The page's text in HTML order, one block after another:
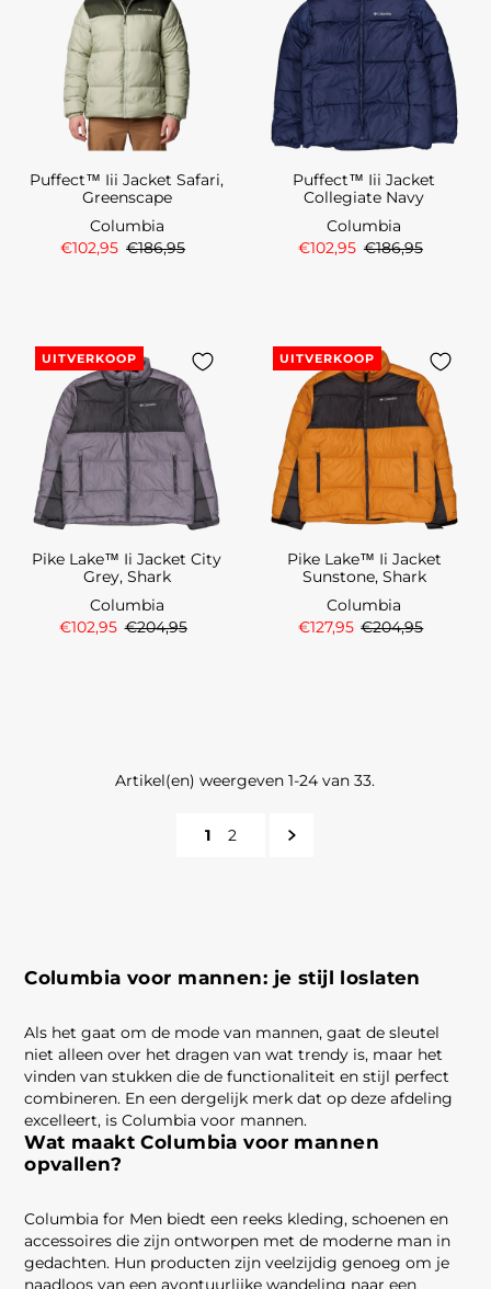
Puffect™ Iii Jacket Safari,
Greenscape
Columbia
€102,95 €186,95
Puffect™ Iii Jacket
Collegiate Navy
Columbia
€102,95 €186,95
UITVERKOOP
Pike Lake™ Ii Jacket City
Grey, Shark
Columbia
€102,95 €204,95
UITVERKOOP
Pike Lake™ Ii Jacket
Sunstone, Shark
Columbia
€127,95 €204,95
Artikel(en) weergeven 1-24 van 33.
1 2
Columbia voor mannen: je stijl loslaten
Als het gaat om de mode van mannen, gaat de sleutel
niet alleen over het dragen van wat trendy is, maar het
vinden van stukken die de functionaliteit en stijl perfect
combineren. En een dergelijk merk dat op deze afdeling
excelleert, is Columbia voor mannen.
Wat maakt Columbia voor mannen
opvallen?
Columbia for Men biedt een reeks kleding, schoenen en
accessoires die zijn ontworpen met de moderne man in
gedachten. Hun producten zijn veelzijdig genoeg om je
naadloos van een avontuurlijke wandeling naar een